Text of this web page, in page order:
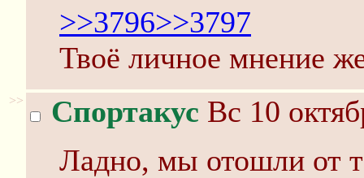
>>3796>>3797
Твоё личное мнение
>> Спортакус Вс 10
Ладно, мы отошли от